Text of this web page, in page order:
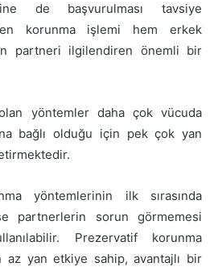
de başvurulması tavsiye
korunma işlemi hem erkek
partneri ilgilendiren önemli bir
yöntemler daha çok vücuda
bağlı olduğu için pek çok yan
yöntemlerinin ilk sırasında
partnerlerin sorun görmemesi
Prezervatif korunma
az yan etkiye sahip, avantajlı bir